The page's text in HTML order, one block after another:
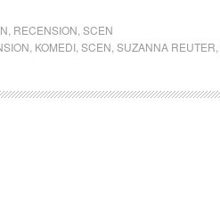
RECENSION SCEN
KOMEDI SCEN SUZANNA REUTER